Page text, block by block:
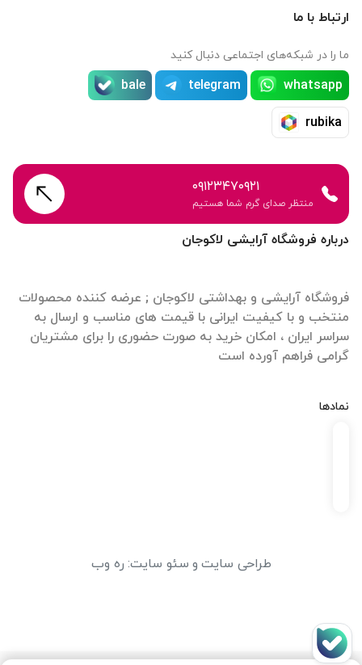
درباره فروشگاه آرایشی لاکوجان
فروشگاه آرایشی و بهداشتی لاکوجان ; عرضه کننده محصولات
منتخب و با کیفیت ایرانی با قیمت های مناسب و ارسال به
سراسر ایران ، امکان خرید به صورت حضوری را برای مشتریان
گرامی فراهم آورده است
نمادها
ارتباط با ما
ما را در شبکه‌های اجتماعی دنبال کنید
whatsapp
telegram
bale
rubika
۰۹۱۲۳۴۷۰۹۲۱
منتظر صدای گرم شما هستیم
طراحی سایت و سئو سایت: ره وب